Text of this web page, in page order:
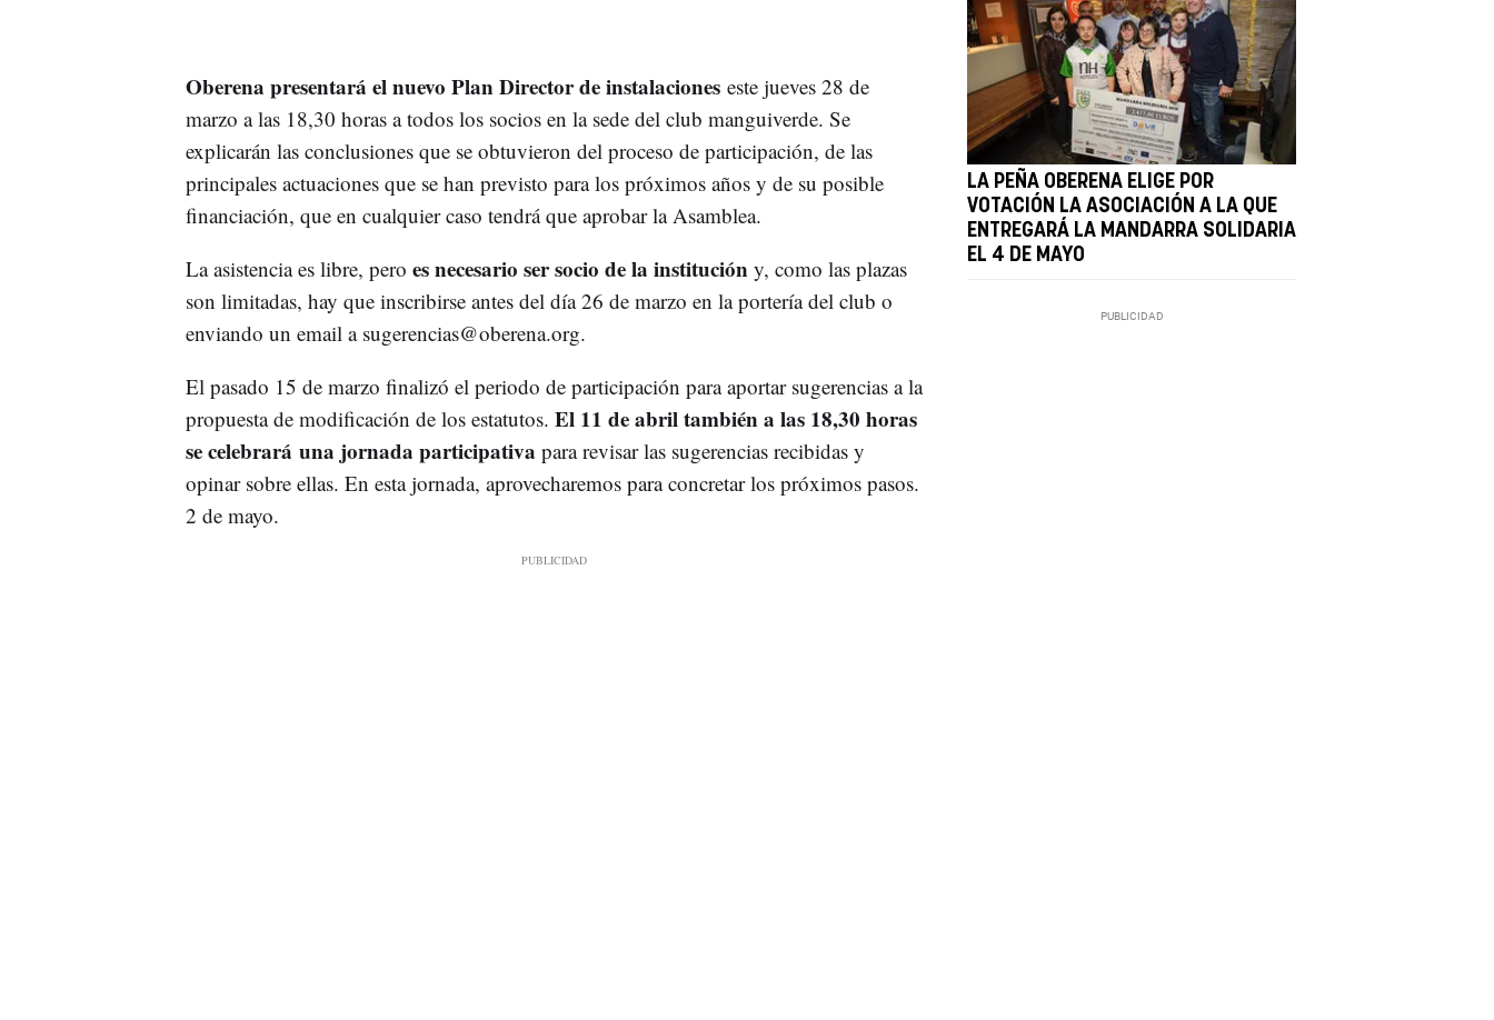
Oberena presentará el nuevo Plan Director de instalaciones este jueves 28 de
marzo a las 18,30 horas a todos los socios en la sede del club manguiverde. Se
explicarán las conclusiones que se obtuvieron del proceso de participación, de las
principales actuaciones que se han previsto para los próximos años y de su posible
financiación, que en cualquier caso tendrá que aprobar la Asamblea.
La asistencia es libre, pero es necesario ser socio de la institución y, como las plazas
son limitadas, hay que inscribirse antes del día 26 de marzo en la portería del club o
enviando un email a sugerencias@oberena.org.
El pasado 15 de marzo finalizó el periodo de participación para aportar sugerencias a la
propuesta de modificación de los estatutos. El 11 de abril también a las 18,30 horas
se celebrará una jornada participativa para revisar las sugerencias recibidas y
opinar sobre ellas. En esta jornada, aprovecharemos para concretar los próximos pasos.
2 de mayo.
LA PEÑA OBERENA ELIGE POR
VOTACIÓN LA ASOCIACIÓN A LA QUE
ENTREGARÁ LA MANDARRA SOLIDARIA
EL 4 DE MAYO